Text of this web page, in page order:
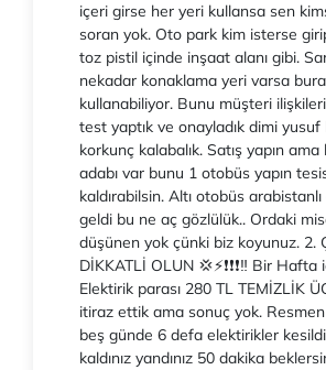
içeri girse her yeri kullansa sen
soran yok. Oto park kim isterse
toz pistil içinde inşaat alanı gibi.
nekadar konaklama yeri varsa
kullanabiliyor. Bunu müşteri
test yaptık ve onayladık dimi yusuf
korkunç kalabalık. Satış yapın
adabı var bunu 1 otobüs yapın
kaldırabilsin. Altı otobüs
geldi bu ne aç gözlülük.. Ordaki
düşünen yok çünki biz koyunuz. 2.
DİKKATLİ OLUN 💢⚡❗❗❗‼️ Bir
Elektirik parası 280 TL TEMİZLİK
itiraz ettik ama sonuç yok.
beş günde 6 defa elektirikler
kaldınız yandınız 50 dakika